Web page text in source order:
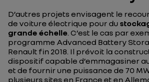
D’autres projets envisagent le
de voiture électrique pour du
grande échelle. C’est le cas par
programme Advanced Battery
Renault fin 2018. Il prévoit la
dispositif capable d’emmagasiner
et de fournir une puissance de 70
plusieurs sites en France et en